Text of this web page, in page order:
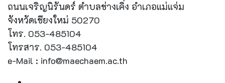
ถนนเจริญนิรันดร์ ตำบลช่างเคิ่ง อำเภอแม่แจ่ม
จังหวัดเชียงใหม่ 50270
โทร. 053-485104
โทรสาร. 053-485104
e-Mail : info@maechaem.ac.th